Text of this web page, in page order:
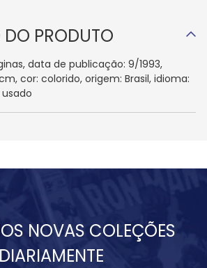
PRODUTO
data de publicação: 9/1993,
cor: colorido, origem: Brasil, idioma:
NOVAS COLEÇÕES
DIARIAMENTE